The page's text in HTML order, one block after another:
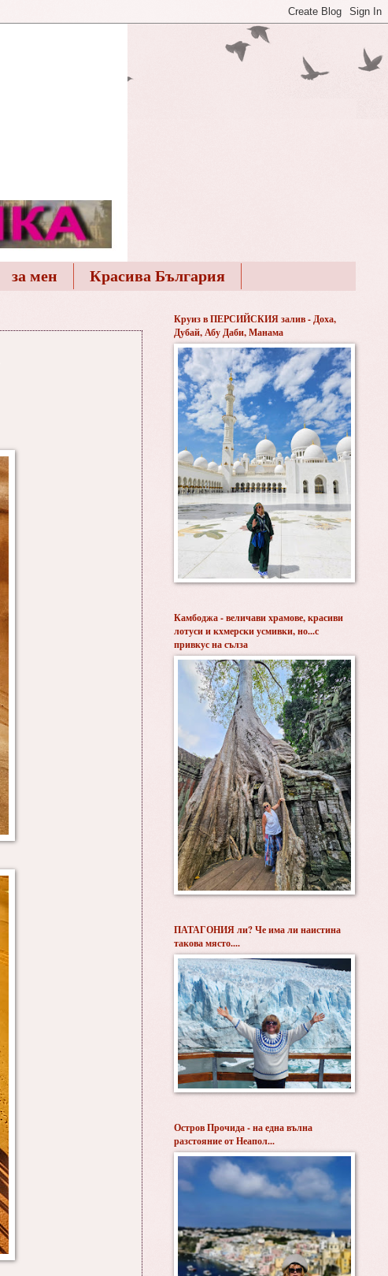
за мен Красива България
Круиз в ПЕРСИЙСКИЯ залив - Доха,
Дубай, Абу Даби, Манама
Камбоджа - величави храмове, красиви
лотуси и кхмерски усмивки, но...с
привкус на сълза
ПАТАГОНИЯ ли? Че има ли наистина
такова място....
Остров Прочида - на една вълна
разстояние от Неапол...